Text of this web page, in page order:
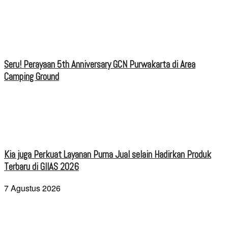
Seru! Perayaan 5th Anniversary GCN Purwakarta di Area
Camping Ground
Kia juga Perkuat Layanan Purna Jual selain Hadirkan Produk
Terbaru di GIIAS 2026
7 Agustus 2026